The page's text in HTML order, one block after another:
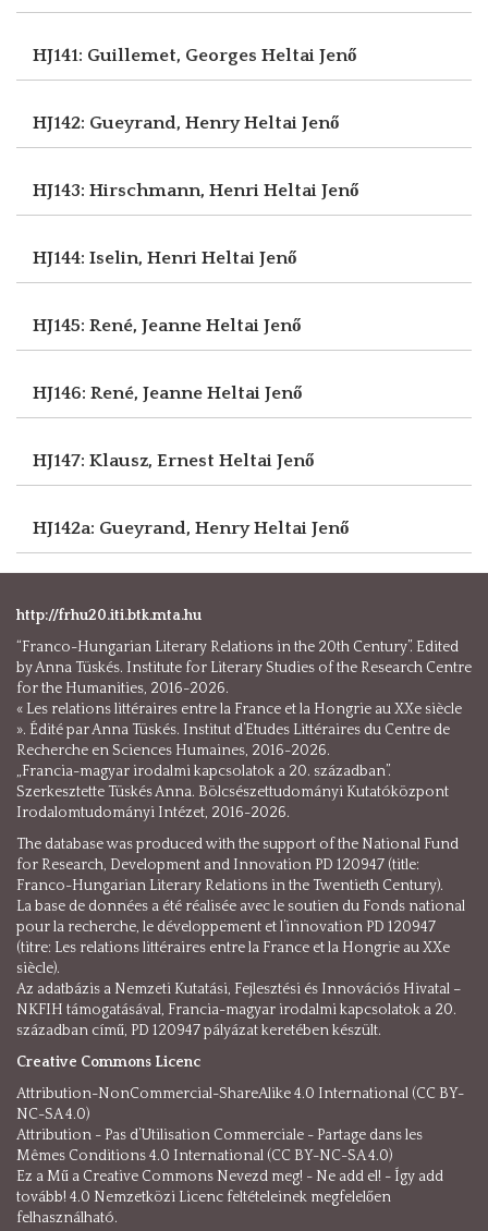
HJ141: Guillemet, Georges Heltai Jenő
HJ142: Gueyrand, HenryHeltai Jenő
HJ143: Hirschmann, Henri Heltai Jenő
HJ144: Iselin, Henri Heltai Jenő
HJ145: René, Jeanne Heltai Jenő
HJ146: René, Jeanne Heltai Jenő
HJ147: Klausz, Ernest Heltai Jenő
HJ142a: Gueyrand, HenryHeltai Jenő
http://frhu20.iti.btk.mta.hu
“Franco-Hungarian Literary Relations in the 20th Century”. Edited
by Anna Tüskés. Institute for Literary Studies of the Research Centre
for the Humanities, 2016-2026.
« Les relations littéraires entre la France et la Hongrie au XXe siècle
». Édité par Anna Tüskés. Institut d’Etudes Littéraires du Centre de
Recherche en Sciences Humaines, 2016-2026.
„Francia-magyar irodalmi kapcsolatok a 20. században”.
Szerkesztette Tüskés Anna. Bölcsészettudományi Kutatóközpont
Irodalomtudományi Intézet, 2016-2026.
The database was produced with the support of the National Fund
for Research, Development and Innovation PD 120947 (title:
Franco-Hungarian Literary Relations in the Twentieth Century).
La base de données a été réalisée avec le soutien du Fonds national
pour la recherche, le développement et l’innovation PD 120947
(titre: Les relations littéraires entre la France et la Hongrie au XXe
siècle).
Az adatbázis a Nemzeti Kutatási, Fejlesztési és Innovációs Hivatal –
NKFIH támogatásával, Francia-magyar irodalmi kapcsolatok a 20.
században című, PD 120947 pályázat keretében készült.
Creative Commons Licenc
Attribution-NonCommercial-ShareAlike 4.0 International (CC BY-
NC-SA 4.0)
Attribution - Pas d’Utilisation Commerciale - Partage dans les
Mêmes Conditions 4.0 International (CC BY-NC-SA 4.0)
Ez a Mű a Creative Commons Nevezd meg! - Ne add el! - Így add
tovább! 4.0 Nemzetközi Licenc feltételeinek megfelelően
felhasználható.